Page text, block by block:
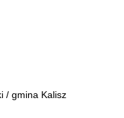
/ gmina Kalisz